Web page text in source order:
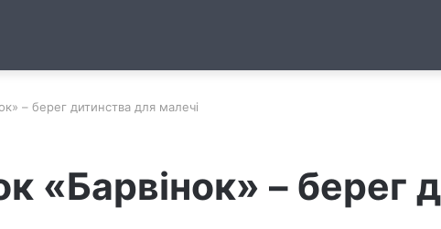
– берег дитинства для малечі
«Барвінок» – берег